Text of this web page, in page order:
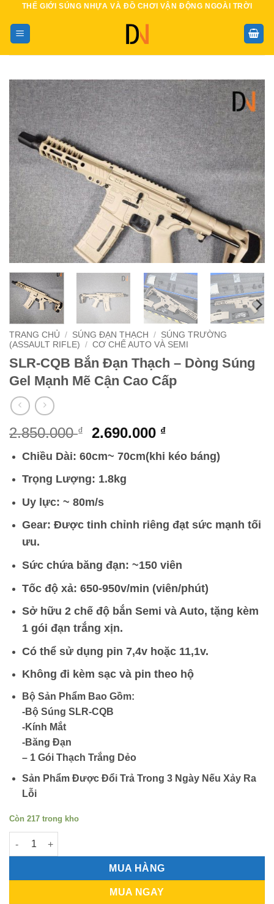
qua
dung
THẾ GIỚI SÚNG NHỰA VÀ ĐỒ CHƠI VẬN ĐỘNG NGOÀI TRỜI
TRANG CHỦ / SÚNG ĐẠN THẠCH / SÚNG TRƯỜNG
(ASSAULT RIFLE)
/ CƠ CHẾ AUTO VÀ SEMI
SLR-CQB Bắn Đạn Thạch – Dòng Súng
Gel Mạnh Mẽ Cận Cao Cấp
2.850.000₫
Giá
là:
2.850.000 ₫.
2.690.000 ₫Giá
tại
Chiều Dài: 60cm~ 70cm(khi kéo báng)
Trọng Lượng: 1.8kg
Uy lực: ~ 80m/s
Gear: Được tinh chỉnh riêng đạt sức mạnh tối
ưu.
Sức chứa băng đạn: ~150 viên
Tốc độ xả: 650-950v/min (viên/phút)
Sở hữu 2 chế độ bắn Semi và Auto, tặng kèm
1 gói đạn trắng xịn.
Có thể sử dụng pin 7,4v hoặc 11,1v.
Không đi kèm sạc và pin theo hộ
Bộ Sản Phẩm Bao Gồm:
-Bộ Súng SLR-CQB
-Kính Mắt
-Băng Đạn
– 1 Gói Thạch Trắng Dẻo
Sản Phẩm Được Đổi Trả Trong 3 Ngày Nếu Xảy Ra
Lỗi
Còn 217 trong kho
SLR-CQB Bắn Đạn Thạch - Dòng Súng Gel Mạnh Mẽ Cận Cao
MUA HÀNG
MUA NGAY